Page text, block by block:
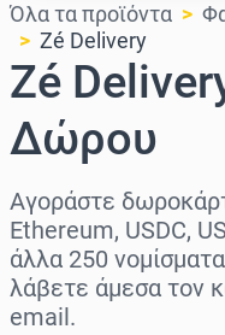
Όλα τα προϊόντα
Zé Delivery
Zé
Δώρου
Αγοράστε
Ethereum, USDC,
άλλα 250
λάβετε άμεσα τον
email.